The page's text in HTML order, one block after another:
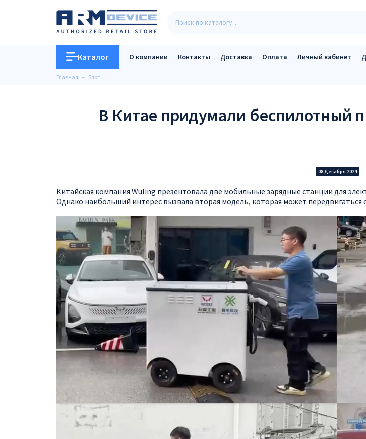
Каталог О компании Контакты Доставка Оплата Личный кабинет
Главная Блог
В Китае придумали беспилотный
08 Декабря 2024
Китайская компания Wuling презентовала две мобильные зарядные станции для
Однако наибольший интерес вызвала вторая модель, которая может передвигаться